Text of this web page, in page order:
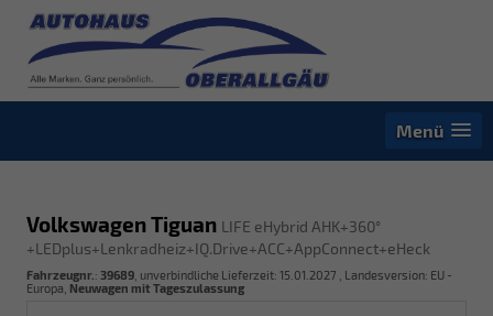
Menü
Volkswagen Tiguan LIFE eHybrid AHK+360°
+LEDplus+Lenkradheiz+IQ.Drive+ACC+AppConnect+eHeck
Fahrzeugnr. : 39689 , unverbindliche Lieferzeit: 15.01.2027 , Landesversion: EU -
Europa, Neuwagen mit Tageszulassung